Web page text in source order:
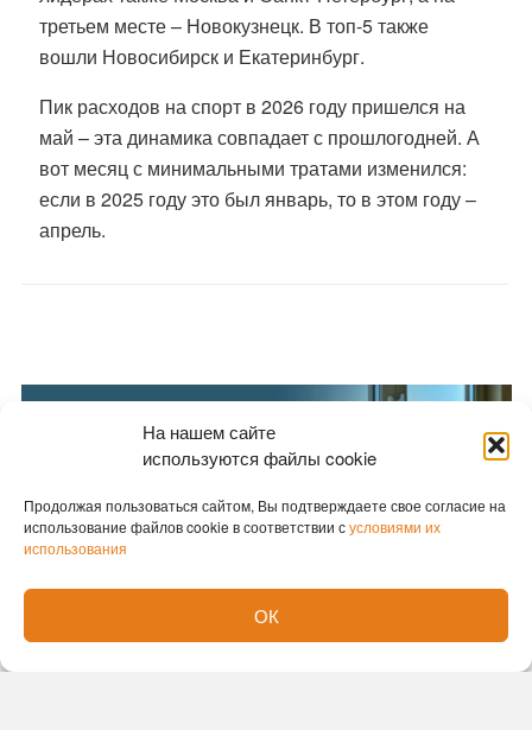
На нашем сайте
используются файлы cookie
Продолжая пользоваться сайтом, Вы подтверждаете свое согласие на
использование файлов cookie в соответствии сусловиями их
использования
ОК
третьем месте – Новокузнецк. В топ-5 также
вошли Новосибирск и Екатеринбург.
Пик расходов на спорт в 2026 году пришелся на
май – эта динамика совпадает с прошлогодней. А
вот месяц с минимальными тратами изменился:
если в 2025 году это был январь, то в этом году –
апрель.